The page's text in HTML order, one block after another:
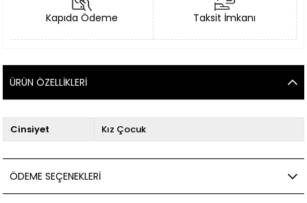
Kapıda Ödeme Taksit İmkanı
ÜRÜN ÖZELLIKLERI
Cinsiyet Kız Çocuk
ÖDEME SEÇENEKLERI